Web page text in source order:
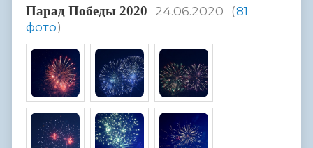
Парад Победы 2020 24.06.2020 (81
фото)